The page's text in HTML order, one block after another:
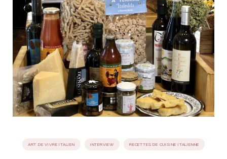
LIRE
ITALIEN
joie de vivre
SUBLIME ! LE DÉCOR ITALIEN
LIRE
ARTISANAT ITALIEN
ET FUGUEUSES
AND I
journal
bord
WEBSERIE
Dolce Follia
ART DE VIVRE ITALIEN INTERVIEW RECETTES DE CUISINE ITALIENNE